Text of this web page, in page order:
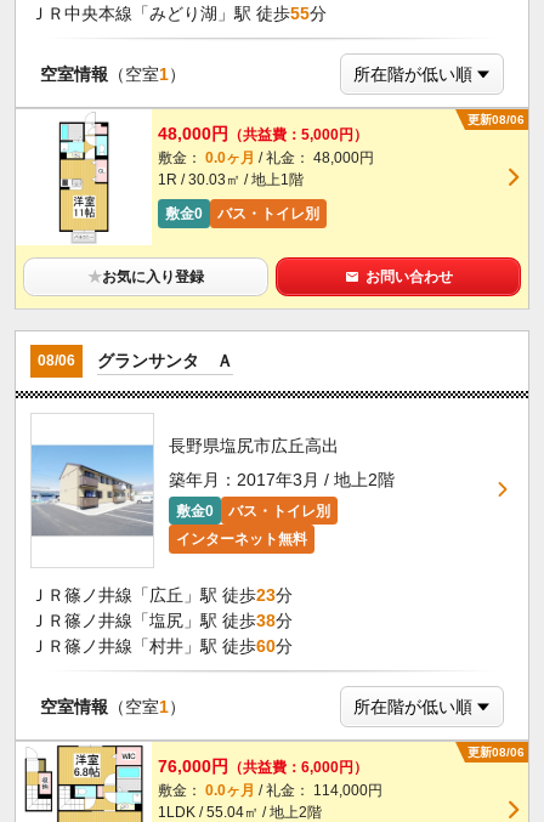
ＪＲ中央本線「みどり湖」駅 徒歩55分
空室情報 （空室1）
更新08/06
48,000円
（共益費：5,000円）
敷金： 0.0ヶ月 / 礼金： 48,000円
1R / 30.03㎡ / 地上1階
敷金0
バス・トイレ別
★お気に入り登録 お問い合わせ
08/06 グランサンタ Ａ
長野県塩尻市広丘高出
築年月：2017年3月 / 地上2階
敷金0
バス・トイレ別
インターネット無料
ＪＲ篠ノ井線「広丘」駅 徒歩23分
ＪＲ篠ノ井線「塩尻」駅 徒歩38分
ＪＲ篠ノ井線「村井」駅 徒歩60分
空室情報 （空室1）
更新08/06
76,000円
（共益費：6,000円）
敷金： 0.0ヶ月 / 礼金： 114,000円
1LDK / 55.04㎡ / 地上2階